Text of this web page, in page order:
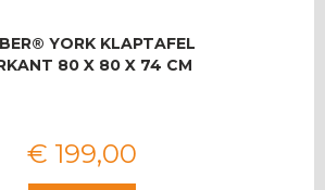
YORK KLAPTAFEL
80 X 80 X 74 CM
€ 199,00